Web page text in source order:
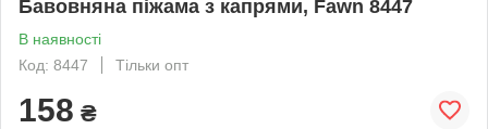
Бавовняна піжама з капрями, Fawn 8447
В наявності
Код: 8447
Тільки опт
158 ₴